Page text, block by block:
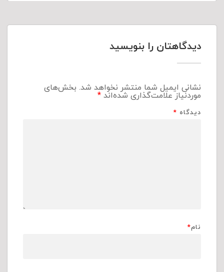
دیدگاهتان را بنویسید
نشانی ایمیل شما منتشر نخواهد شد. بخش‌های
موردنیاز علامت‌گذاری شده‌اند*
دیدگاه *
نام*